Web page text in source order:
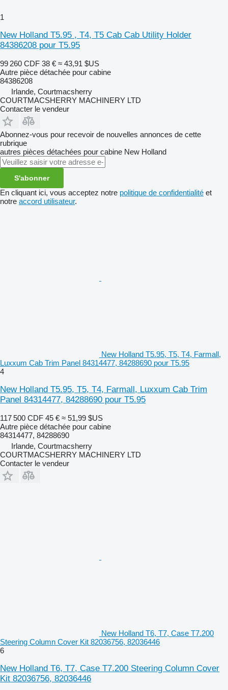
1
New Holland T5.95 , T4, T5 Cab Cab Utility Holder
84386208 pour T5.95
99 260 CDF 38 € ≈ 43,91 $US
Autre pièce détachée pour cabine
84386208
Irlande, Courtmacsherry
COURTMACSHERRY MACHINERY LTD
Contacter le vendeur
Abonnez-vous pour recevoir de nouvelles annonces de cette
rubrique
autres pièces détachées pour cabine New Holland
S'abonner
En cliquant ici, vous acceptez notre politique de confidentialité et
notre accord utilisateur.
New Holland T5.95, T5, T4, Farmall,
Luxxum Cab Trim Panel 84314477, 84288690 pour T5.95
4
New Holland T5.95, T5, T4, Farmall, Luxxum Cab Trim
Panel 84314477, 84288690 pour T5.95
117 500 CDF 45 € ≈ 51,99 $US
Autre pièce détachée pour cabine
84314477, 84288690
Irlande, Courtmacsherry
COURTMACSHERRY MACHINERY LTD
Contacter le vendeur
New Holland T6, T7, Case T7.200
Steering Column Cover Kit 82036756, 82036446
6
New Holland T6, T7, Case T7.200 Steering Column Cover
Kit 82036756, 82036446